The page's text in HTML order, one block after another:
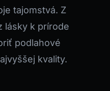
tajomstvá. Z
lásky k prírode
podlahové
kvality.